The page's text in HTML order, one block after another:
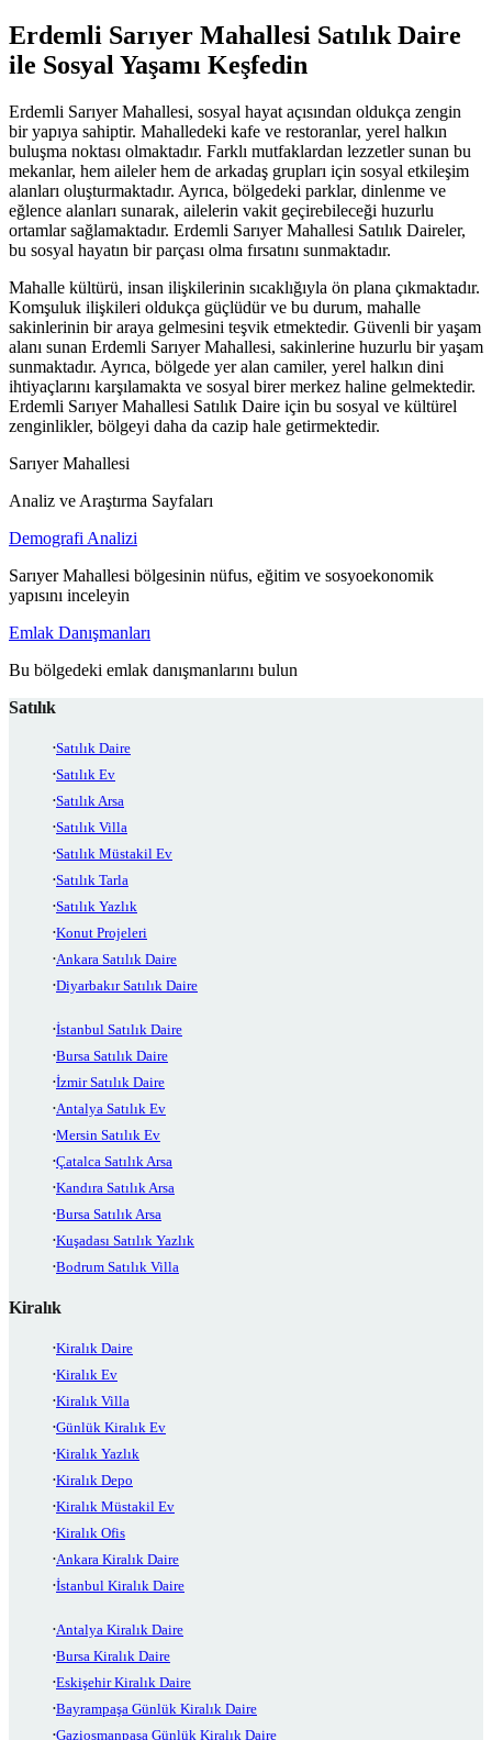
Erdemli Sarıyer Mahallesi Satılık Daire
ile Sosyal Yaşamı Keşfedin
Erdemli Sarıyer Mahallesi, sosyal hayat açısından oldukça zengin
bir yapıya sahiptir. Mahalledeki kafe ve restoranlar, yerel halkın
buluşma noktası olmaktadır. Farklı mutfaklardan lezzetler sunan bu
mekanlar, hem aileler hem de arkadaş grupları için sosyal etkileşim
alanları oluşturmaktadır. Ayrıca, bölgedeki parklar, dinlenme ve
eğlence alanları sunarak, ailelerin vakit geçirebileceği huzurlu
ortamlar sağlamaktadır. Erdemli Sarıyer Mahallesi Satılık Daireler,
bu sosyal hayatın bir parçası olma fırsatını sunmaktadır.
Mahalle kültürü, insan ilişkilerinin sıcaklığıyla ön plana çıkmaktadır.
Komşuluk ilişkileri oldukça güçlüdür ve bu durum, mahalle
sakinlerinin bir araya gelmesini teşvik etmektedir. Güvenli bir yaşam
alanı sunan Erdemli Sarıyer Mahallesi, sakinlerine huzurlu bir yaşam
sunmaktadır. Ayrıca, bölgede yer alan camiler, yerel halkın dini
ihtiyaçlarını karşılamakta ve sosyal birer merkez haline gelmektedir.
Erdemli Sarıyer Mahallesi Satılık Daire için bu sosyal ve kültürel
zenginlikler, bölgeyi daha da cazip hale getirmektedir.
Sarıyer Mahallesi
Analiz ve Araştırma Sayfaları
Demografi Analizi
Sarıyer Mahallesi bölgesinin nüfus, eğitim ve sosyoekonomik
yapısını inceleyin
Emlak Danışmanları
Bu bölgedeki emlak danışmanlarını bulun
Satılık
Satılık Daire
Satılık Ev
Satılık Arsa
Satılık Villa
Satılık Müstakil Ev
Satılık Tarla
Satılık Yazlık
Konut Projeleri
Ankara Satılık Daire
Diyarbakır Satılık Daire
İstanbul Satılık Daire
Bursa Satılık Daire
İzmir Satılık Daire
Antalya Satılık Ev
Mersin Satılık Ev
Çatalca Satılık Arsa
Kandıra Satılık Arsa
Bursa Satılık Arsa
Kuşadası Satılık Yazlık
Bodrum Satılık Villa
Kiralık
Kiralık Daire
Kiralık Ev
Kiralık Villa
Günlük Kiralık Ev
Kiralık Yazlık
Kiralık Depo
Kiralık Müstakil Ev
Kiralık Ofis
Ankara Kiralık Daire
İstanbul Kiralık Daire
Antalya Kiralık Daire
Bursa Kiralık Daire
Eskişehir Kiralık Daire
Bayrampaşa Günlük Kiralık Daire
Gaziosmanpaşa Günlük Kiralık Daire